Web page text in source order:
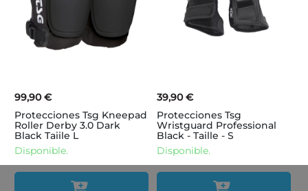
99,90 €
Protecciones Tsg Kneepad
Roller Derby 3.0 Dark
Black Taiile L
Disponible.
39,90 €
Protecciones Tsg
Wristguard Professional
Black - Taille - S
Disponible.